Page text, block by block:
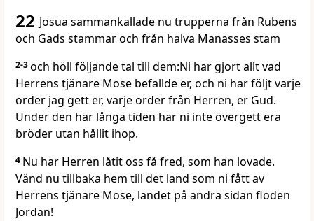
22 Josua sammankallade nu trupperna från Rubens
och Gads stammar och från halva Manasses stam
2-3och höll följande tal till dem:Ni har gjort allt vad
Herrens tjänare Mose befallde er, och ni har följt varje
order jag gett er, varje order från Herren, er Gud.
Under den här långa tiden har ni inte övergett era
bröder utan hållit ihop.
4 Nu har Herren låtit oss få fred, som han lovade.
Vänd nu tillbaka hem till det land som ni fått av
Herrens tjänare Mose, landet på andra sidan floden
Jordan!